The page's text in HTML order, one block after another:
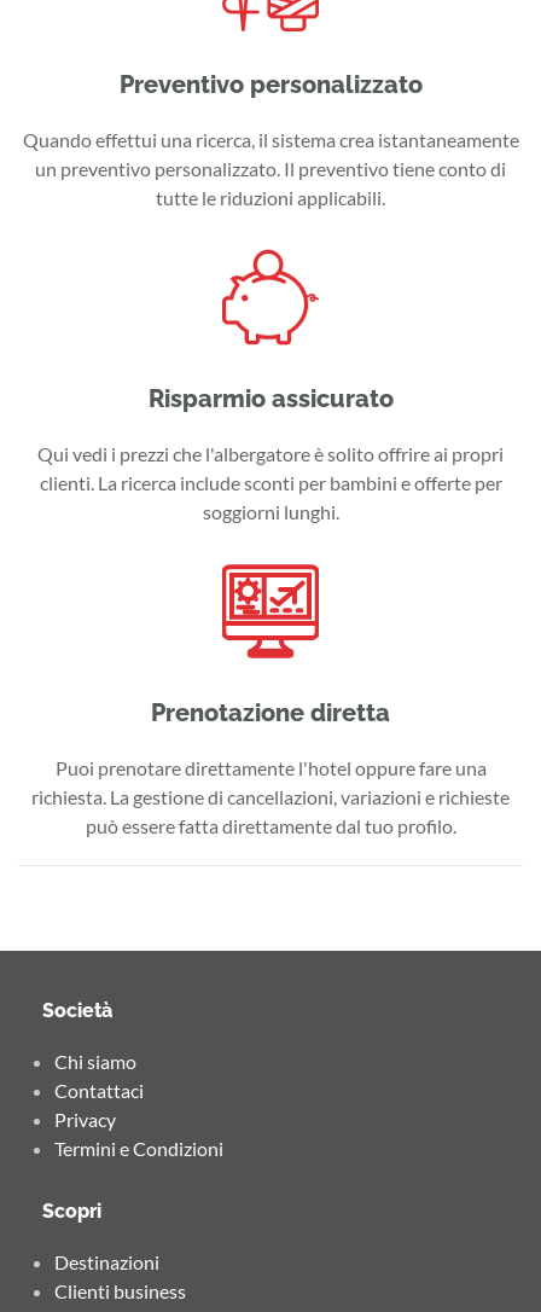
Preventivo personalizzato
Quando effettui una ricerca, il sistema crea istantaneamente
un preventivo personalizzato. Il preventivo tiene conto di
tutte le riduzioni applicabili.
Risparmio assicurato
Qui vedi i prezzi che l'albergatore è solito offrire ai propri
clienti. La ricerca include sconti per bambini e offerte per
soggiorni lunghi.
Prenotazione diretta
Puoi prenotare direttamente l'hotel oppure fare una
richiesta. La gestione di cancellazioni, variazioni e richieste
può essere fatta direttamente dal tuo profilo.
Società
Chi siamo
Contattaci
Privacy
Termini e Condizioni
Scopri
Destinazioni
Clienti business